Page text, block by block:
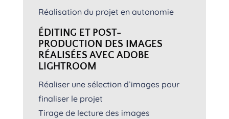
Réalisation du projet en autonomie
ÉDITING ET POST-
PRODUCTION DES IMAGES
RÉALISÉES AVEC ADOBE
LIGHTROOM
Réaliser une sélection d’images pour
finaliser le projet
Tirage de lecture des images